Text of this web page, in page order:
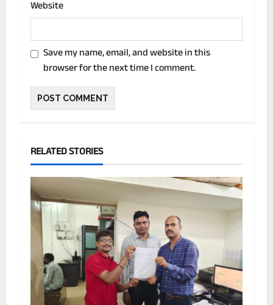
Website
Save my name, email, and website in this
browser for the next time I comment.
RELATED STORIES